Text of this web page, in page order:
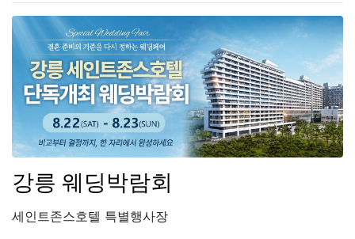
강릉 웨딩박람회
세인트존스호텔 특별행사장